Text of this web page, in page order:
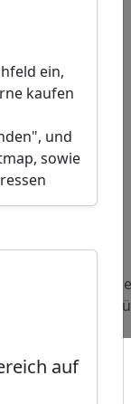
ein,
kaufen
und
sowie
auf